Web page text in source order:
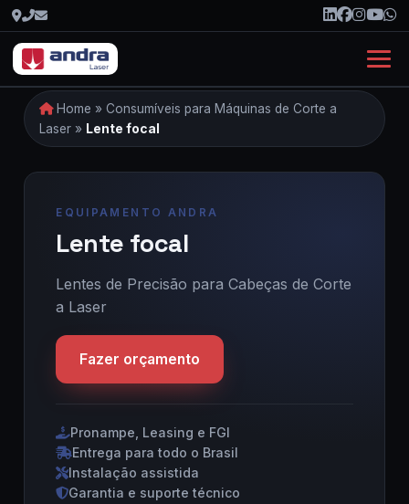
Home »Consumíveis para Máquinas de Corte a
Laser » Lente focal
Lente focal
Lentes de Precisão para Cabeças de Corte
a Laser
Fazer orçamento
Pronampe, Leasing e FGI
Entrega para todo o Brasil
Instalação assistida
Garantia e suporte técnico